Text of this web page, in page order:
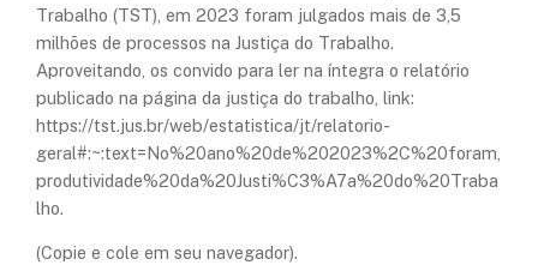
Trabalho (TST), em 2023 foram julgados mais de 3,5
milhões de processos na Justiça do Trabalho.
Aproveitando, os convido para ler na íntegra o relatório
publicado na página da justiça do trabalho, link:
https://tst.jus.br/web/estatistica/jt/relatorio-
geral#:~:text=No%20ano%20de%202023%2C%20foram,
produtividade%20da%20Justi%C3%A7a%20do%20Traba
lho.
(Copie e cole em seu navegador).